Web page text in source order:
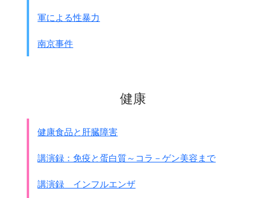
軍による性暴力
南京事件
健康
健康食品と肝臓障害
講演録：免疫と蛋白質～コラ－ゲン美容まで
講演録 インフルエンザ